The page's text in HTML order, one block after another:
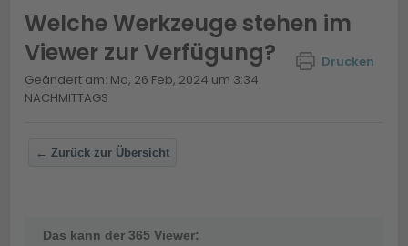
Welche Werkzeuge stehen im
Viewer zur Verfügung?
Drucken
Geändert am: Mo, 26 Feb, 2024 um 3:34
NACHMITTAGS
← Zurück zur Übersicht
Das kann der 365 Viewer: